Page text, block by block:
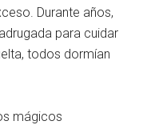
Durante años,
para cuidar
todos dormían
mágicos